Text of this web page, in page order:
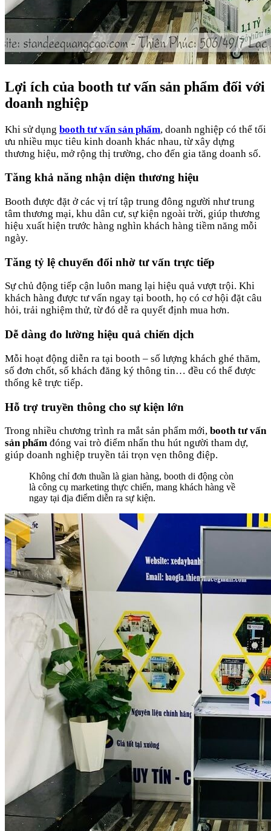
Lợi ích của booth tư vấn sản phẩm đối với
doanh nghiệp
Khi sử dụng booth tư vấn sản phẩm, doanh nghiệp có thể tối
ưu nhiều mục tiêu kinh doanh khác nhau, từ xây dựng
thương hiệu, mở rộng thị trường, cho đến gia tăng doanh số.
Tăng khả năng nhận diện thương hiệu
Booth được đặt ở các vị trí tập trung đông người như trung
tâm thương mại, khu dân cư, sự kiện ngoài trời, giúp thương
hiệu xuất hiện trước hàng nghìn khách hàng tiềm năng mỗi
ngày.
Tăng tỷ lệ chuyển đổi nhờ tư vấn trực tiếp
Sự chủ động tiếp cận luôn mang lại hiệu quả vượt trội. Khi
khách hàng được tư vấn ngay tại booth, họ có cơ hội đặt câu
hỏi, trải nghiệm thử, từ đó dễ ra quyết định mua hơn.
Dễ dàng đo lường hiệu quả chiến dịch
Mỗi hoạt động diễn ra tại booth – số lượng khách ghé thăm,
số đơn chốt, số khách đăng ký thông tin… đều có thể được
thống kê trực tiếp.
Hỗ trợ truyền thông cho sự kiện lớn
Trong nhiều chương trình ra mắt sản phẩm mới, booth tư vấn
sản phẩm đóng vai trò điểm nhấn thu hút người tham dự,
giúp doanh nghiệp truyền tải trọn vẹn thông điệp.
Không chỉ đơn thuần là gian hàng, booth di động còn
là công cụ marketing thực chiến, mang khách hàng về
ngay tại địa điểm diễn ra sự kiện.